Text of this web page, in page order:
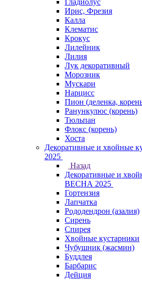
Гладиолус
Ирис, Фрезия
Калла
Клематис
Крокус
Лилейник
Лилия
Лук декоративный
Морозник
Мускари
Нарцисс
Пион (деленка,
Ранункулюс (корень)
Тюльпан
Флокс (корень)
Хоста
Декоративные и хвойные
2025
Назад
Декоративные и
ВЕСНА 2025
Гортензия
Лапчатка
Рододендрон (азалия)
Сирень
Спирея
Хвойные кустарники
Чубушник (жасмин)
Буддлея
Барбарис
Дейция